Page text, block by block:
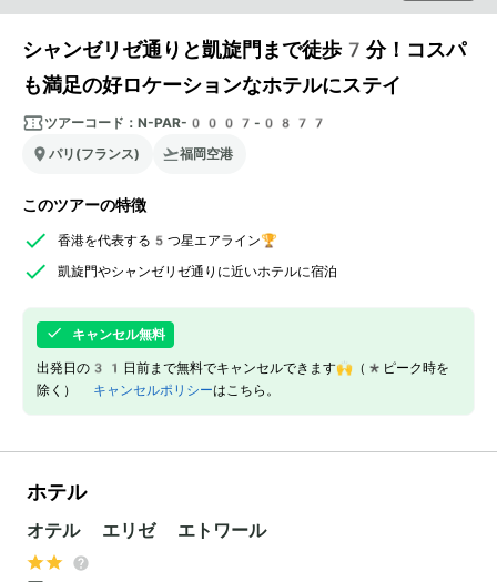
シャンゼリゼ通りと凱旋門まで徒歩7分！コスパ
も満足の好ロケーションなホテルにステイ
ツアーコード： N-PAR-0007-0877
パリ(フランス)
福岡空港
このツアーの特徴
香港を代表する5つ星エアライン🏆
凱旋門やシャンゼリゼ通りに近いホテルに宿泊
キャンセル無料
出発日の31日前まで無料でキャンセルできます🙌（*ピーク時を
除く） キャンセルポリシーはこちら。
ホテル
オテル エリゼ エトワール